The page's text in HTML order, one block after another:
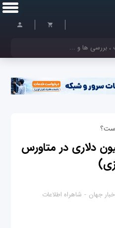
4.3 میلیون دلاری در متاورس
جهان شاهراه اطلاعات